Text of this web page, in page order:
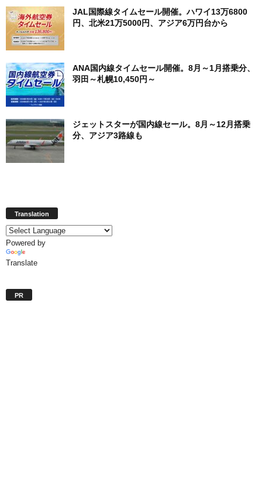
JAL国際線タイムセール開催。ハワイ13万6800
円、北米21万5000円、アジア6万円台から
ANA国内線タイムセール開催。8月～1月搭乗分、
羽田～札幌10,450円～
ジェットスターが国内線セール。8月～12月搭乗
分、アジア3路線も
Translation
Powered by
Translate
PR